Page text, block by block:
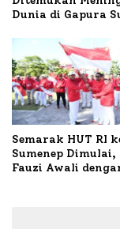
Dunia di Gapura
Semarak HUT RI
Sumenep
Fauzi Awali